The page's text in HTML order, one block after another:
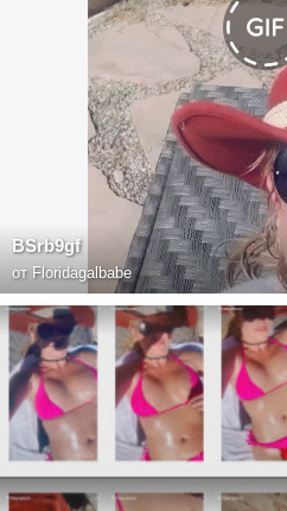
BSrb9gf
от Floridagalbabe